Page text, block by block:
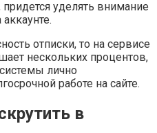
придется уделять внимание
отписки, то на сервисе
нескольких процентов,
лично
работе на сайте.
в